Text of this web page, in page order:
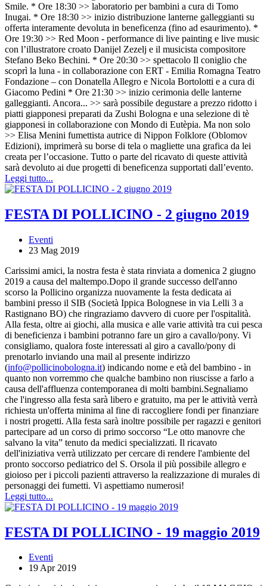
Smile. * Ore 18:30 >> laboratorio per bambini a cura di Tomo
Inugai. * Ore 18:30 >> inizio distribuzione lanterne galleggianti su
offerta interamente devoluta in beneficenza (fino ad esaurimento). *
Ore 19:30 >> Red Moon - performance di live painting e live music
con l’illustratore croato Danijel Zezelj e il musicista compositore
Stefano Beko Bechini. * Ore 20:30 >> spettacolo Il coniglio che
scoprì la luna - in collaborazione con ERT - Emilia Romagna Teatro
Fondazione – con Donatella Allegro e Nicola Bortolotti e a cura di
Giacomo Pedini * Ore 21:30 >> inizio cerimonia delle lanterne
galleggianti. Ancora... >> sarà possibile degustare a prezzo ridotto i
piatti giapponesi preparati da Zushi Bologna e una selezione di tè
giapponesi in collaborazione con Mondo di Eutèpia. Ma non solo
>> Elisa Menini fumettista autrice di Nippon Folklore (Oblomov
Edizioni), imprimerà su borse di tela o magliette una grafica da lei
creata per l’occasione. Tutto o parte del ricavato di queste attività
sarà devoluto ai due progetti di beneficenza supportati dall’evento.
Leggi tutto...
FESTA DI POLLICINO - 2 giugno 2019
Eventi
23 Mag 2019
Carissimi amici, la nostra festa è stata rinviata a domenica 2 giugno
2019 a causa del maltempo.Dopo il grande successo dell'anno
scorso la Pollicino organizza nuovamente la festa dedicata ai
bambini presso il SIB (Società Ippica Bolognese in via Lelli 3 a
Rastignano BO) che ringraziamo davvero di cuore per l'ospitalità.
Alla festa, oltre ai giochi, alla musica e alle varie attività tra cui pesca
di beneficienza i bambini potranno fare un giro a cavallo/pony. Vi
consigliamo, qualora foste interessati al giro a cavallo/pony di
prenotarlo inviando una mail al presente indirizzo
(info@pollicinobologna.it) indicando nome e età del bambino - in
quanto non vorremmo che qualche bambino non riuscisse a farlo a
causa dell'affluenza contemporanea di molti bambini.Segnaliamo
che l'ingresso alla festa sarà libero e gratuito, ma per le attività verrà
richiesta un'offerta minima al fine di raccogliere fondi per finanziare
i nostri progetti. Alla festa sarà inoltre possibile per ragazzi e genitori
partecipare ad un corso di primo soccorso “Le otto manovre che
salvano la vita” tenuto da medici specializzati. Il ricavato
dell'iniziativa verrà utilizzato per cercare di rendere l'ambiente del
pronto soccorso pediatrico del S. Orsola il più possibile allegro e
gioioso per i piccoli pazienti attraverso la realizzazione di murales di
personaggi dei fumetti. Vi aspettiamo numerosi!
Leggi tutto...
FESTA DI POLLICINO - 19 maggio 2019
Eventi
19 Apr 2019